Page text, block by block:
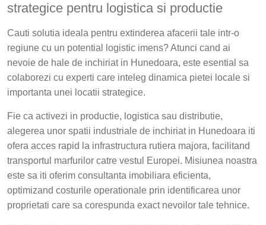
strategice pentru logistica si productie
Cauti solutia ideala pentru extinderea afacerii tale intr-o
regiune cu un potential logistic imens? Atunci cand ai
nevoie de hale de inchiriat in Hunedoara, este esential sa
colaborezi cu experti care inteleg dinamica pietei locale si
importanta unei locatii strategice.
Fie ca activezi in productie, logistica sau distributie,
alegerea unor spatii industriale de inchiriat in Hunedoara iti
ofera acces rapid la infrastructura rutiera majora, facilitand
transportul marfurilor catre vestul Europei. Misiunea noastra
este sa iti oferim consultanta imobiliara eficienta,
optimizand costurile operationale prin identificarea unor
proprietati care sa corespunda exact nevoilor tale tehnice.